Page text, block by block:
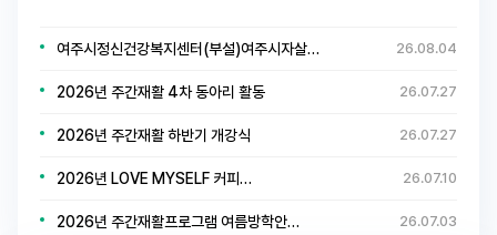
여주시정신건강복지센터(부설)여주시자살… 26.08.04
2026년 주간재활 4차 동아리 활동 26.07.27
2026년 주간재활 하반기 개강식 26.07.27
2026년 LOVE MYSELF 커피… 26.07.10
2026년 주간재활프로그램 여름방학안… 26.07.03